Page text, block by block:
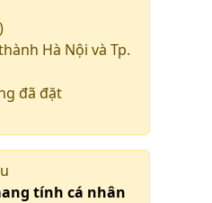
Hà Nội và Tp.
đã đặt
tính cá nhân